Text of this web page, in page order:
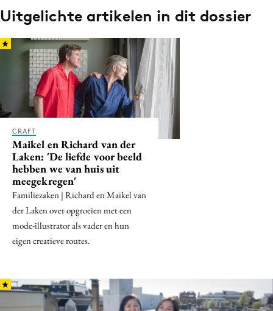
Menu
9 sept: GenAI-training
12 nov: MarketingLive!
Adverteren
Events
Opleidingen
Vacatures
Academy
Partners
Topics
Bureaus
Campagnes
Uitgelichte artikelen in dit dossier
CRAFT
Maikel en Richard van der
Laken: 'De liefde voor beeld
hebben we van huis uit
meegekregen'
Familiezaken | Richard en Maikel van
der Laken over opgroeien met een
mode-illustrator als vader en hun
eigen creatieve routes.